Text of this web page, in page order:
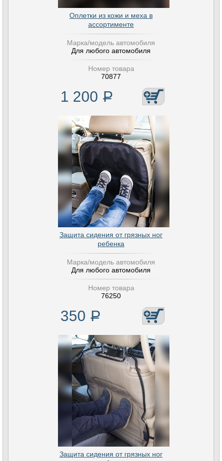
Оплетки из кожи и меха в
ассортименте
Марка/модель автомобиля
Для любого автомобиля
Номер товара
70877
1 200 Р
Защита сидения от грязных ног
ребенка
Марка/модель автомобиля
Для любого автомобиля
Номер товара
76250
350 Р
Защита сидения от грязных ног